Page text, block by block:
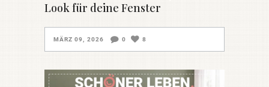
Look für deine Fenster
MÄRZ 09, 2026 0 8